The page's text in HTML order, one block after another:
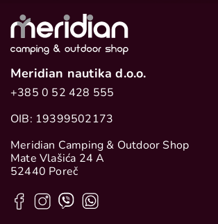
Meridian nautika d.o.o.
+385 0 52 428 555
OIB: 19399502173
Meridian Camping & Outdoor Shop
Mate Vlašića 24 A
52440 Poreč